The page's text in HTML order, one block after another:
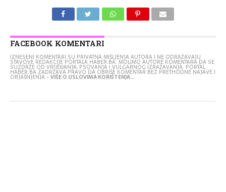
FACEBOOK KOMENTARI
IZNESENI KOMENTARI SU PRIVATNA MIŠLJENJA AUTORA I NE ODRAŽAVAJU
STAVOVE REDAKCIJE PORTALA HABER.BA. MOLIMO AUTORE KOMENTARA DA SE
SUZDRŽE OD VRIJEĐANJA, PSOVANJA I VULGARNOG IZRAŽAVANJA. PORTAL
HABER.BA ZADRŽAVA PRAVO DA OBRIŠE KOMENTAR BEZ PRETHODNE NAJAVE I
OBJAŠNJENJA -VIŠE O USLOVIMA KORIŠTENJA...